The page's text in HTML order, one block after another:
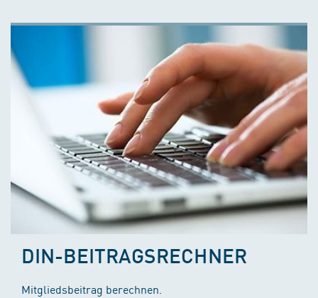
DIN-BEITRAGSRECHNER
Mitgliedsbeitrag berechnen.